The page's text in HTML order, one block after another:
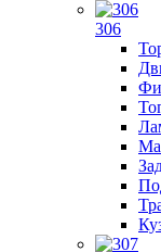
306